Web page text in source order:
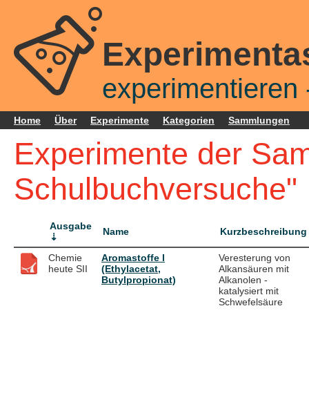
experimentieren
Home Über Experimente Kategorien Sammlungen
Experimente der
Schulbuchversuche"
Ausgabe Name Kurzbeschreibung
Chemie
heute SII
Aromastoffe I
(Ethylacetat,
Butylpropionat)
Veresterung von
Alkansäuren mit
Alkanolen -
katalysiert mit
Schwefelsäure